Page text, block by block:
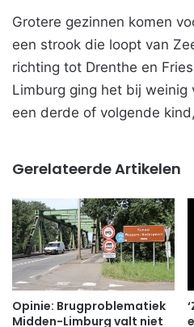
Grotere gezinnen komen
een strook die loopt van
richting tot Drenthe en
Limburg ging het bij weinig
een derde of volgende
Gerelateerde Artikelen
Opinie: Brugproblematiek
Midden-Limburg valt niet